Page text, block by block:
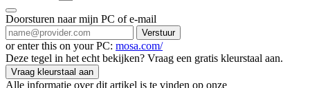
Doorsturen naar mijn PC of e-mail
Verstuur
or enter this on your PC: mosa.com/
Deze tegel in het echt bekijken? Vraag een gratis kleurstaal aan.
Vraag kleurstaal aan
Alle informatie over dit artikel is te vinden op onze